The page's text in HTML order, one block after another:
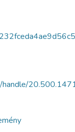
handle/